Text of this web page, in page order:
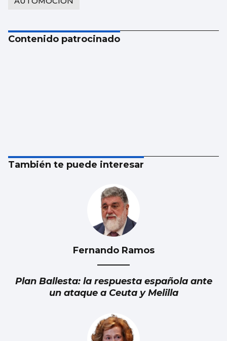
Contenido patrocinado
También te puede interesar
Fernando Ramos
Plan Ballesta: la respuesta española ante
un ataque a Ceuta y Melilla